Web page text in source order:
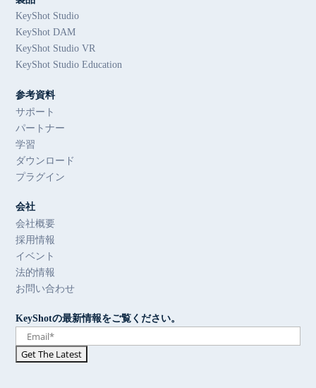
KeyShot Studio
KeyShot DAM
KeyShot Studio VR
KeyShot Studio Education
参考資料
サポート
パートナー
学習
ダウンロード
プラグイン
会社
会社概要
採用情報
イベント
法的情報
お問い合わせ
KeyShotの最新情報をご覧ください。